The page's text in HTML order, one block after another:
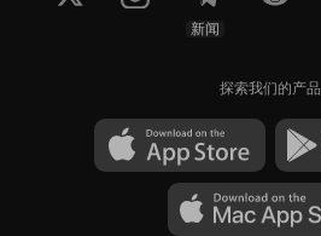
新闻
探索我们的产品